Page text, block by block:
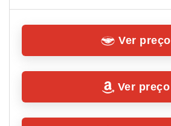
Ver preço
Ver preço